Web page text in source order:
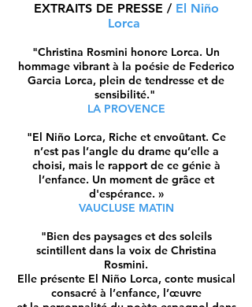
EXTRAITS DE PRESSE / El Niño
Lorca
"Christina Rosmini honore Lorca. Un
hommage vibrant à la poésie de Federico
Garcia Lorca, plein de tendresse et de
sensibilité."
LA PROVENCE
"El Niño Lorca, Riche et envoûtant. Ce
n’est pas l’angle du drame qu’elle a
choisi, mais le rapport de ce génie à
l’enfance. Un moment de grâce et
d'espérance. »
VAUCLUSE MATIN
"Bien des paysages et des soleils
scintillent dans la voix de Christina
Rosmini.
Elle présente El Niño Lorca, conte musical
consacré à l’enfance, l’œuvre